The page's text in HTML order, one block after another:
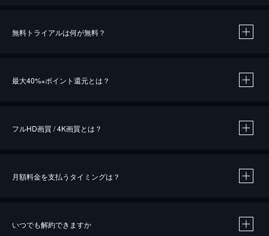
無料トライアルは何が無料？
最大40%※ポイント還元とは？
※40％ポイント還元の対象は、クレジットカード決済による作品の購入 / レンタルです。
フルHD画質 / 4K画質とは？
月額料金を支払うタイミングは？
いつでも解約できますか